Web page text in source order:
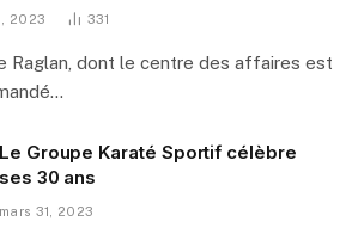
2023 331
Raglan, dont le centre des affaires est
Le Groupe Karaté Sportif célèbre
ses 30 ans
mars 31, 2023